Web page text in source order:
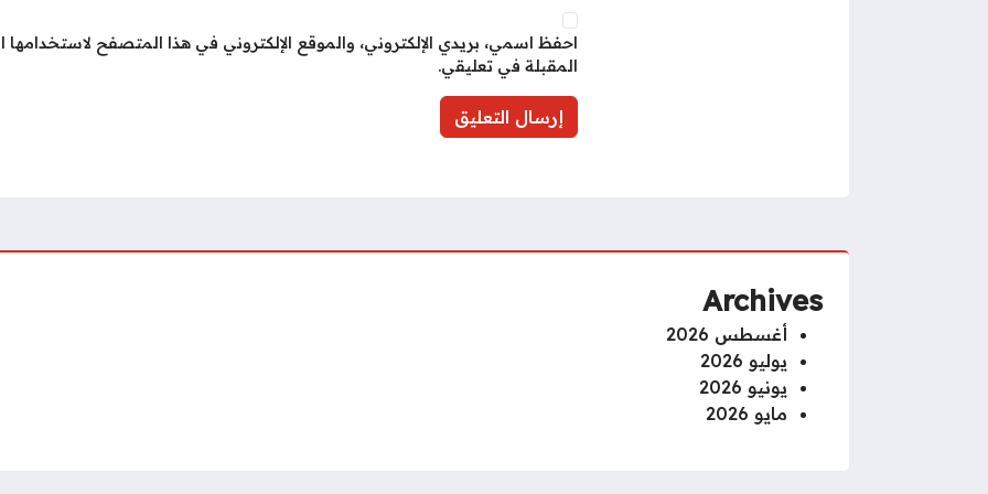
احفظ اسمي، بريدي الإلكتروني، والموقع الإلكتروني في هذا المتصفح لاستخدامها
المقبلة في تعليقي.
Archives
أغسطس 2026
يوليو 2026
يونيو 2026
مايو 2026